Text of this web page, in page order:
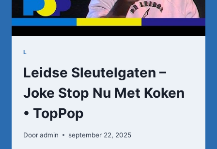
L
Leidse Sleutelgaten –
Joke Stop Nu Met Koken
• TopPop
Dooradmin september 22, 2025